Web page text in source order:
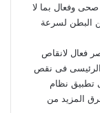
وفعال بما لا
البطن لسرعة
فعال لانقاص
فى نقص
تطبيق نظام
المزيد من